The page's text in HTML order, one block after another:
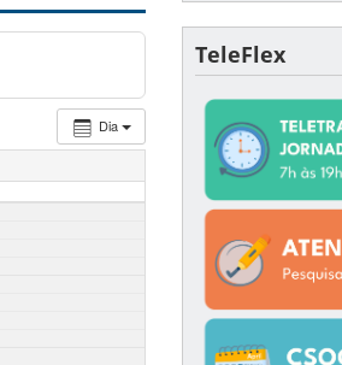
Dia
TeleFlex